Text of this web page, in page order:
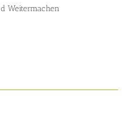
Weitermachen